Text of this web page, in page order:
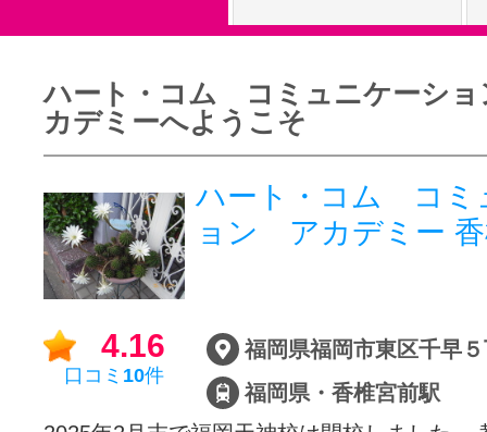
特集をみる
グッドスク
掲載のお問
サイトマッ
ハート・コム コミュニケーシ
カデミーへようこそ
ハート・コム コミ
ョン アカデミー 香
4.16
口コミ 10件
福岡県・香椎宮前駅